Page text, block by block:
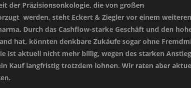
der Präzisionsonkologie, die von großen
werden, steht Eckert & Ziegler vor einem weiteren
Durch das Cashflow-starke Geschäft und den
hat, könnten denkbare Zukäufe sogar ohne
ist aktuell nicht mehr billig, wegen des starken Anstieg
Kauf langfristig trotzdem lohnen. Wir raten aber